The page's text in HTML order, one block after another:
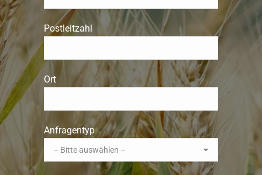
Postleitzahl
Ort
Anfragentyp